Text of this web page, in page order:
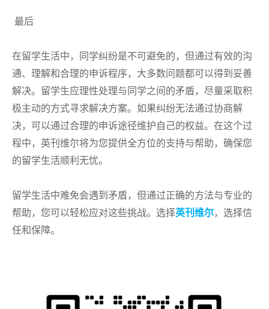
最后
在留学生活中，同学纠纷是不可避免的，但通过有效的沟
通、理解和合理的申诉程序，大多数问题都可以得到妥善
解决。留学生应理性处理与同学之间的矛盾，尽量采取积
极主动的方式寻求解决方案。如果纠纷无法通过协商解
决，可以通过合理的申诉途径维护自己的权益。在这个过
程中，英刊维尔将为您提供全方位的支持与帮助，确保您
的留学生活顺利无忧。
留学生活中难免会遇到矛盾，但通过正确的方法与专业的
帮助，您可以轻松应对这些挑战。选择英刊维尔，选择信
任和保障。